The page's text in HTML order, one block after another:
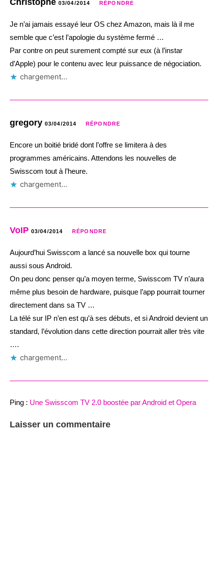
Christophe 03/04/2014 RÉPONDRE
Je n’ai jamais essayé leur OS chez Amazon, mais là il me
semble que c’est l’apologie du système fermé …
Par contre on peut surement compté sur eux (à l’instar
d’Apple) pour le contenu avec leur puissance de négociation.
chargement…
gregory 03/04/2014 RÉPONDRE
Encore un boitié bridé dont l’offre se limitera à des
programmes américains. Attendons les nouvelles de
Swisscom tout à l’heure.
chargement…
VoIP 03/04/2014 RÉPONDRE
Aujourd’hui Swisscom a lancé sa nouvelle box qui tourne
aussi sous Android.
On peu donc penser qu’a moyen terme, Swisscom TV n’aura
même plus besoin de hardware, puisque l’app pourrait tourner
directement dans sa TV …
La télé sur IP n’en est qu’à ses débuts, et si Android devient un
standard, l’évolution dans cette direction pourrait aller très vite
….
chargement…
Ping : Une Swisscom TV 2.0 boostée par Android et Opera
Laisser un commentaire